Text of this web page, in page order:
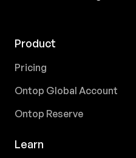
Product
Pricing
Ontop Global Account
Ontop Reserve
Learn